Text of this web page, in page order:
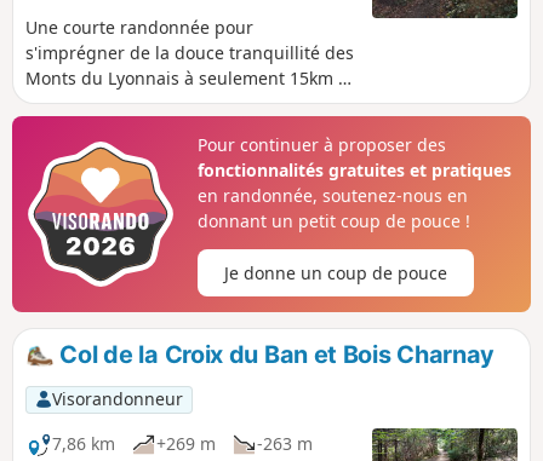
Une courte randonnée pour
s'imprégner de la douce tranquillité des
Monts du Lyonnais à seulement 15km à
vol d'oiseau de la Place Bellecour (Lyon).
des communes voisines : Tassin,
Craponne, Saint-Genis-les-Ollières,et
Charbonnières-les-Bains. Vous
découvrirez le calme de la forêt avec
des arbres remarquables, la quiétude
de petits ruisseaux et des vues
imprenables sur Lyon. En prime, et
suivant les conditions, vue sur les Alpes
et le Mont Blanc.
Pour continuer à proposer des
fonctionnalités gratuites et pratiques
en randonnée, soutenez-nous en
donnant un petit coup de pouce !
Je donne un coup de pouce
Col de la Croix du Ban et Bois Charnay
Visorandonneur
7,86 km
+269 m
-263 m